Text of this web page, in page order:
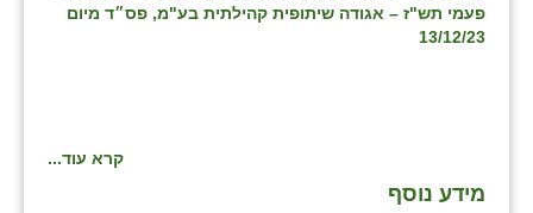
פעמי תש"ז – אגודה שיתופית קהילתית בע"מ, פס״ד מיום
13/12/23
קרא עוד...
מידע נוסף
נווה אטי״ב